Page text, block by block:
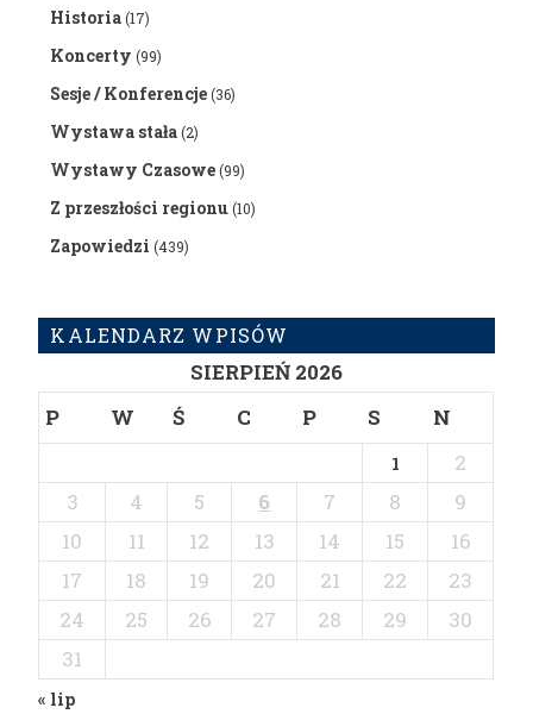
Historia(17)
Koncerty (99)
Sesje / Konferencje(36)
Wystawa stała(2)
Wystawy Czasowe(99)
Z przeszłości regionu(10)
Zapowiedzi (439)
KALENDARZ WPISÓW
SIERPIEŃ 2026
P
W Ś C P S N
1
2
3
4 5 6 7 8
9
10
11 12 13 14 15
16
17
18 19 20 21 22
23
24
25 26 27 28 29
30
31
« lip